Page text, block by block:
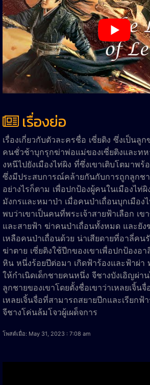
เรื่องย่อ
เรื่องเกี่ยวกับตัวละครชื่อ เซี่ยติง ซึ่งเป็นลู
คนชั่วช้าบุกรุกฆ่าพ่อแม่ของเซี่ยติงและท
งหนีไปยังเมืองไท่ผิง ที่ซึ่งเขาเติบโตมาพ
ซึ่งมีประสบการณ์คล้ายกันกับการถูกลูกชา
อย่างไรก็ตาม เพื่อปกป้องผู้คนในเมืองไท่ผิ
มังกรและหมาป่า เมื่อคนป่าเถื่อนบุกเมือง
พบว่าเขาเป็นคนที่พระเจ้าสายฟ้าเลือก เข
และสายฟ้า ฆ่าคนป่าเถื่อนทั้งหมด และยั
เหลือคนป่าเถื่อนด้วย น่าเสียดายที่อาลี่คน
ฆ่าตาย เซี่ยติงใช้ปีกของเขาเพื่อปกป้องอ
หิน หนึ่งร้อยปีต่อมา เกิดฟ้าร้องและฟ้าผ่า
ให้กำเนิดเด็กชายคนหนึ่ง จีชางบังเอิญผ่า
ลูกชายของเขาโดยตั้งชื่อเขาว่าเหลยเจิ้น
เหลยเจิ้นจื่อที่สามารถสยายปีกและเรียกฟ้
จีชางโค่นล้มโจวผู้เผด็จการ
โพสต์เมื่อ: May 31, 2023 : 7:08 am